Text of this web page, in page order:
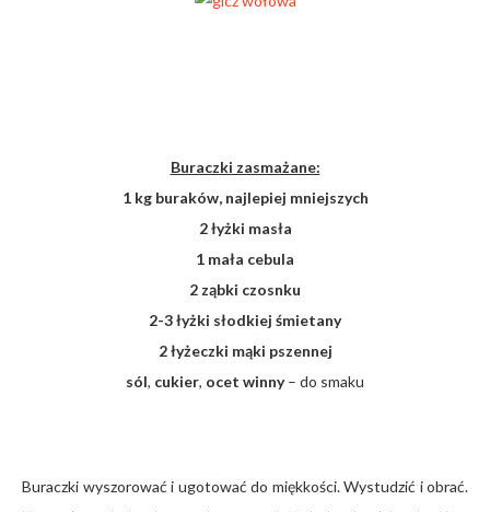
Buraczki zasmażane:
1 kg buraków, najlepiej mniejszych
2 łyżki masła
1 mała cebula
2 ząbki czosnku
2-3 łyżki słodkiej śmietany
2 łyżeczki mąki pszennej
sól, cukier, ocet winny– do smaku
Buraczki wyszorować i ugotować do miękkości. Wystudzić i obrać.